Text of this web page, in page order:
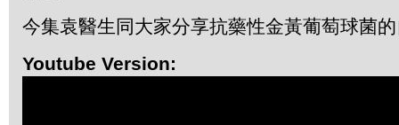
今集袁醫生同大家分享抗藥性金黃葡萄球菌
Youtube Version: